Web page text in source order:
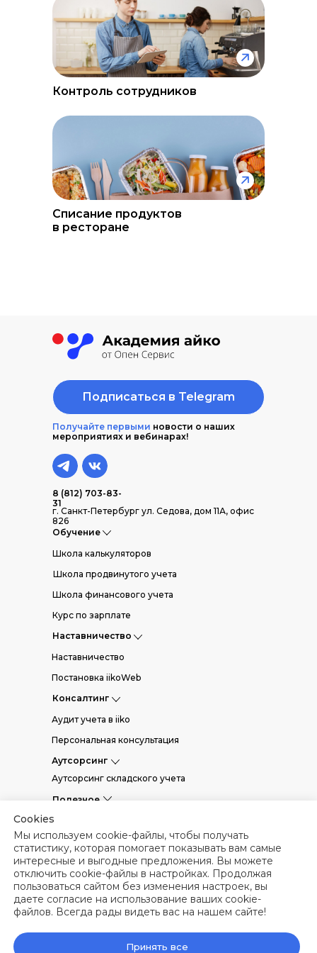
Контроль сотрудников
Списание продуктов
в ресторане
Политика конфиденциальности
Получайте первыми новости о наших
мероприятиях и вебинарах!
8 (812) 703-83-
31
Полезное
г. Санкт-Петербург ул. Седова, дом 11А, офис
826
Гайды и чек-листы
Кейсы
Вебинары
Статьи
Обучение
Наставничество
Аутсорсинг
Курс по зарплате
Школа финансового учета
Постановка iikoWeb
Наставничество
Персональная консультация
Аутсорсинг складского учета
Консалтинг
Аудит учета в iiko
Школа продвинутого учета
Школа калькуляторов
Подписаться в Telegram
Cookies
Мы используем cookie-файлы, чтобы получать
статистику, которая помогает показывать вам самые
интересные и выгодные предложения. Вы можете
отключить cookie-файлы в настройках. Продолжая
пользоваться сайтом без изменения настроек, вы
даете согласие на использование ваших cookie-
файлов. Всегда рады видеть вас на нашем сайте!
Принять все